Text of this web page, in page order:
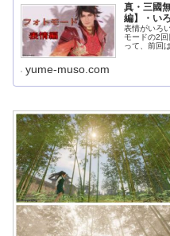
真・三國
編】・い
表情がいろ
モードの2
って、前回
yume-muso.com